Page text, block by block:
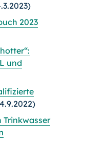
2023
und
Trinkwasser